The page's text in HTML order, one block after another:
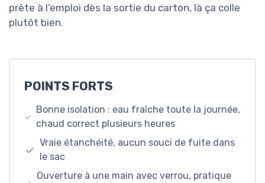
prête à l’emploi dès la sortie du carton, là ça colle
plutôt bien.
POINTS FORTS
Bonne isolation : eau fraîche toute la journée,
chaud correct plusieurs heures
Vraie étanchéité, aucun souci de fuite dans
le sac
Ouverture à une main avec verrou, pratique